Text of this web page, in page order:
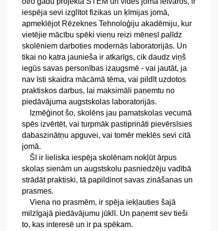
iespēja sevi izglītot fizikas un ķīmijas jomā,
apmeklējot Rēzeknes Tehnoloģiju akadēmiju, kur
vietējie mācību spēki vienu reizi mēnesī palīdz
skolēniem darboties modernās laboratorijās. Un
tikai no katra jaunieša ir atkarīgs, cik daudz viņš
iegūs savas personības izaugsmē - vai jautāt, ja
nav īsti skaidra mācāmā tēma, vai pildīt uzdotos
praktiskos darbus, lai maksimāli paņemtu no
piedāvājuma augstskolas laboratorijās.
Izmēģinot šo, skolēns jau pamatskolas vecumā
spēs izvērtēt, vai turpmāk pastiprināti pievērsīsies
dabaszinātņu apguvei, vai tomēr meklēs sevi citā
jomā.
Šī ir lieliska iespēja skolēnam nokļūt ārpus
skolas sienām un augstskolu pasniedzēju vadībā
strādāt praktiski, tā papildinot savas zināšanas un
prasmes.
Viena no prasmēm, ir spēja iekļauties šajā
milzīgajā piedāvājumu jūklī. Un paņemt sev tieši
to, kas interesē un ir pa spēkam.